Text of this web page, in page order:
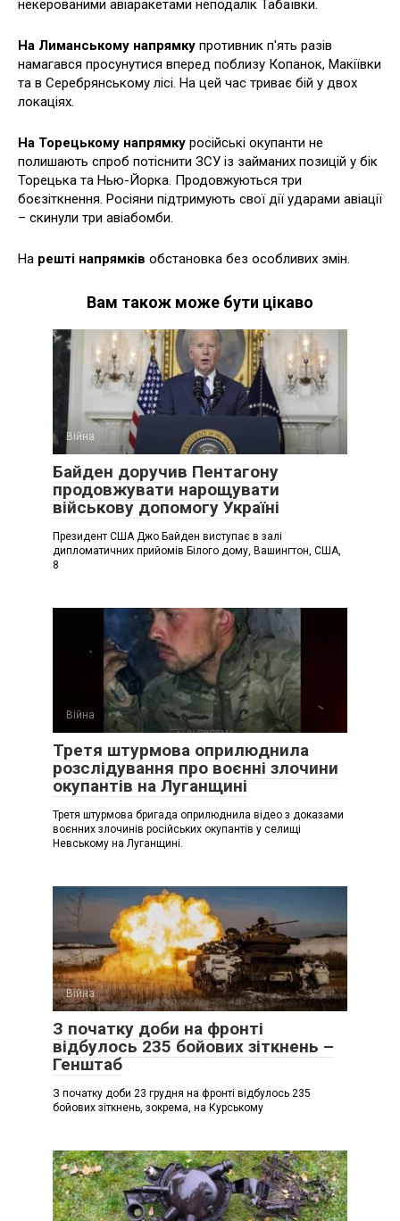
некерованими авіаракетами неподалік Табаївки.
На Лиманському напрямку противник п'ять разів
намагався просунутися вперед поблизу Копанок, Макіївки
та в Серебрянському лісі. На цей час триває бій у двох
локаціях.
На Торецькому напрямку російські окупанти не
полишають спроб потіснити ЗСУ із займаних позицій у бік
Торецька та Нью-Йорка. Продовжуються три
боєзіткнення. Росіяни підтримують свої дії ударами авіації
– скинули три авіабомби.
На решті напрямків обстановка без особливих змін.
Вам також може бути цікаво
Війна
Байден доручив Пентагону
продовжувати нарощувати
військову допомогу Україні
Президент США Джо Байден виступає в залі
дипломатичних прийомів Білого дому, Вашингтон, США,
8
Війна
Третя штурмова оприлюднила
розслідування про воєнні злочини
окупантів на Луганщині
Третя штурмова бригада оприлюднила відео з доказами
воєнних злочинів російських окупантів у селищі
Невському на Луганщині.
Війна
З початку доби на фронті
відбулось 235 бойових зіткнень –
Генштаб
З початку доби 23 грудня на фронті відбулось 235
бойових зіткнень, зокрема, на Курському